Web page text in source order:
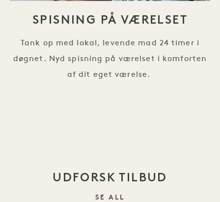
SPISNING PÅ VÆRELSET
Tank op med lokal, levende mad 24 timer i
døgnet. Nyd spisning på værelset i komforten
af dit eget værelse.
UDFORSK TILBUD
SE ALL